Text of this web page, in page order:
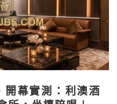
幕實測：利澳酒